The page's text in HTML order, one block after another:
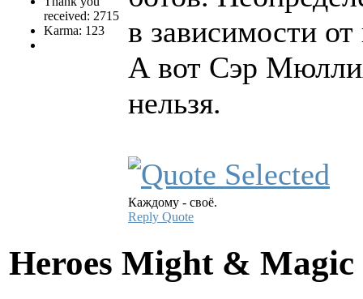
received: 2715
Karma: 123
в зависимости
А вот Сэр
нельзя.
Каждому - своё.
Reply Quote
Heroes Might &